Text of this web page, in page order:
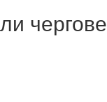
чергове